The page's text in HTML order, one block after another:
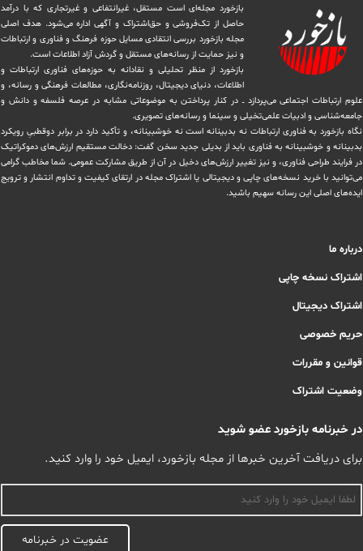
بازخورد مجله‌ای است مستقل، غیرانتفاعی و غیرتجاری که با درآمد
حاصل از تک‌فروشی و حق‌اشتراک و آگهی اداره می‌شود. ‏هدف اصلی
مجله بازخورد بررسی انتقادی مسایل حوزه فرهنگ و فناوری و ارتباطات
و نیز حمایت از رسانه‌های مستقل و‌ گردش ‏آزاد اطلاعات است.
بازخورد از منظر تحلیلی و نقادانه به حوزه‌های فناوری ارتباطات و
اطلاعات، دنیای دیجیتال، روزنامه‌نگاری، ‏مطالعات فرهنگی و رسانه، و
علوم ارتباطات اجتماعی می‌پردازد ــ در کنار پرداختن به موضوعاتی مشابه در عرصه فلسفه و دانش و
‏جامعه‌شناسی و ادبیات علمی‌تخیلی و سینما و رسانه‌های تصویری.
نگاه بازخورد به فناوری ارتباطات نه بدبینانه است نه خوشبینانه، و تأکید دارد ‏در برابر دوقطبیِ رویکرد
بدبینانه و خوشبینانه به فناوری باید از بدیلی جدید سخن گفت: دخالت مستقیم ارزش‌های دموکراتیک
در ‏فرایند طراحی فناوری، و نیز تغییر ارزش‌های دخيل در آن از طریق مشاركت عمومی. شما مخاطب گرامی
می‌توانید با خرید نسخه‌های چاپی و دیجیتالی یا ‏اشتراک مجله در ارتقای کیفیت و تداوم انتشار و ترویج
ایده‌های اصلی این رسانه سهیم باشید.
درباره ما
اشتراک نسخه چاپی
اشتراک دیجیتال
حریم خصوصی
قوانین و مقررات
وضعیت اشتراک
در خبرنامه بازخورد عضو شوید
برای دریافت آخرین خبرها از مجله بازخورد، ایمیل خود را وارد کنید.
عضویت در خبرنامه